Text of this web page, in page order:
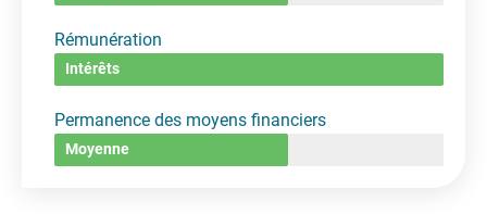
Rémunération
Intérêts
Permanence des moyens financiers
Moyenne